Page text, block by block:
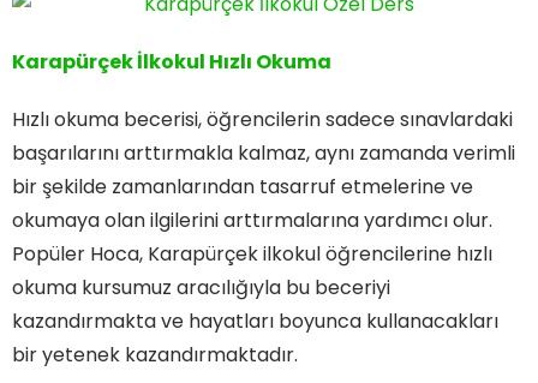
Karapürçek İlkokul Hızlı Okuma
Hızlı okuma becerisi, öğrencilerin sadece sınavlardaki
başarılarını arttırmakla kalmaz, aynı zamanda verimli
bir şekilde zamanlarından tasarruf etmelerine ve
okumaya olan ilgilerini arttırmalarına yardımcı olur.
Popüler Hoca, Karapürçek ilkokul öğrencilerine hızlı
okuma kursumuz aracılığıyla bu beceriyi
kazandırmakta ve hayatları boyunca kullanacakları
bir yetenek kazandırmaktadır.